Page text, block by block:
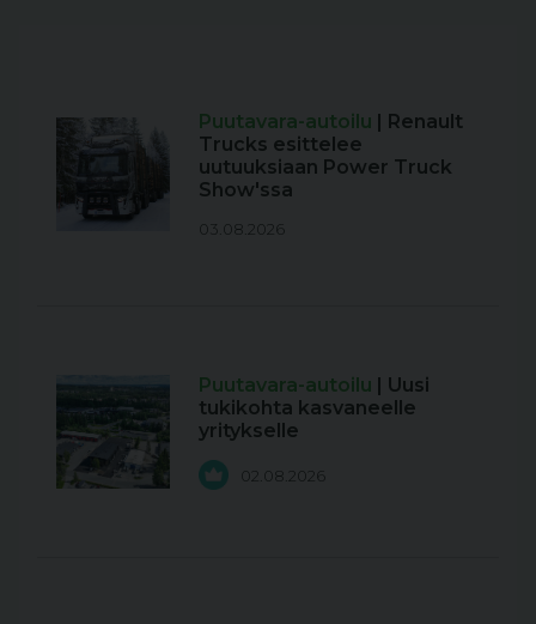
Puutavara-autoilu
| Renault
Trucks esittelee
uutuuksiaan Power Truck
Show'ssa
03.08.2026
Puutavara-autoilu
| Uusi
tukikohta kasvaneelle
yritykselle
02.08.2026